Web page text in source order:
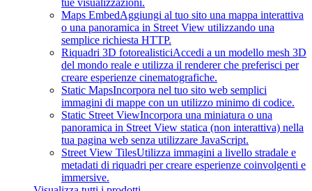
tue visualizzazioni.
Maps EmbedAggiungi al tuo sito una mappa interattiva
o una panoramica in Street View utilizzando una
semplice richiesta HTTP.
Riquadri 3D fotorealisticiAccedi a un modello mesh 3D
del mondo reale e utilizza il renderer che preferisci per
creare esperienze cinematografiche.
Static MapsIncorpora nel tuo sito web semplici
immagini di mappe con un utilizzo minimo di codice.
Static Street ViewIncorpora una miniatura o una
panoramica in Street View statica (non interattiva) nella
tua pagina web senza utilizzare JavaScript.
Street View TilesUtilizza immagini a livello stradale e
metadati di riquadri per creare esperienze coinvolgenti e
immersive.